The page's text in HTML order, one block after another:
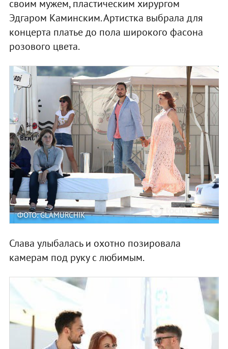
своим мужем, пластическим хирургом
Эдгаром Каминским. Артистка выбрала для
концерта платье до пола широкого фасона
розового цвета.
ФОТО: GLAMURCHIK
Слава улыбалась и охотно позировала
камерам под руку с любимым.